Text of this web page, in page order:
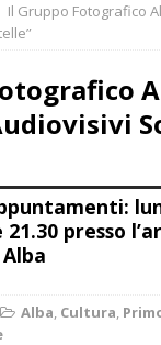
Il Gruppo Fotografico
presso
Alba, Cultura,